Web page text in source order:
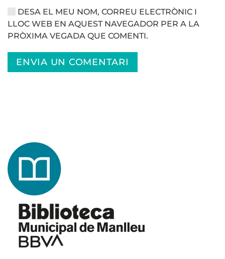
DESA EL MEU NOM, CORREU ELECTRÒNIC I
LLOC WEB EN AQUEST NAVEGADOR PER A LA
PRÒXIMA VEGADA QUE COMENTI.
ENVIA UN COMENTARI